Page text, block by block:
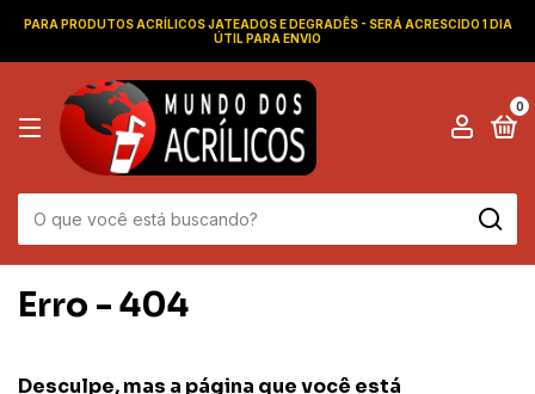
PARA PRODUTOS ACRÍLICOS JATEADOS E DEGRADÊS - SERÁ ACRESCIDO 1 DIA
ÚTIL PARA ENVIO
0
Erro - 404
Desculpe, mas a página que você está